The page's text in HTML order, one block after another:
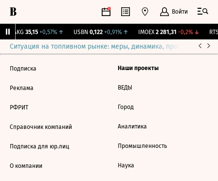
Войти
YAKG 35,15 +0,57%↑ USBN 0,122 +0,91%↑ IMOEX 2 281,31 -0,2%↓ RTSI
Ситуация на топливном рынке: меры, динамика, прогнозы
Подписка
Реклама
РФРИТ
Справочник компаний
Подписка для юр.лиц
О компании
Наши проекты
ВЕДЫ
Город
Аналитика
Промышленность
Наука